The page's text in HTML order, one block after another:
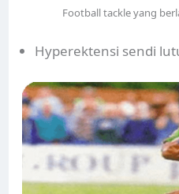
Football tackle yang
Hyperektensi sendi